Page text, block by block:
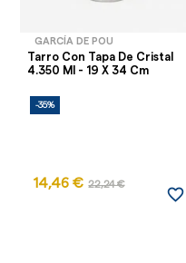
GARCÍA DE POU
Tarro Con Tapa De Cristal
4.350 Ml - 19 X 34 Cm
-35%
14,46 € 22,24 €
favorite_border